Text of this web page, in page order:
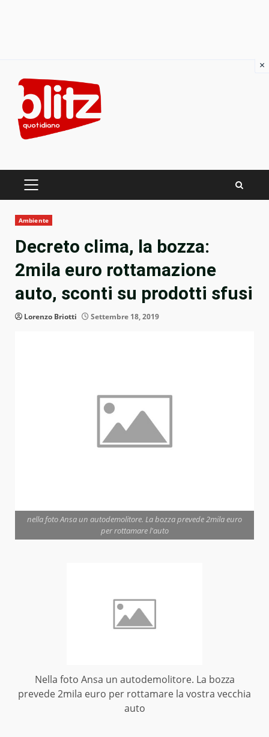
content
PRIMARY
Ambiente
Decreto clima, la bozza:
2mila euro rottamazione
auto, sconti su prodotti sfusi
Lorenzo Briotti Settembre 18, 2019
nella foto Ansa un autodemolitore. La bozza prevede 2mila euro
per rottamare l'auto
Nella foto Ansa un autodemolitore. La bozza
prevede 2mila euro per rottamare la vostra vecchia
auto
×